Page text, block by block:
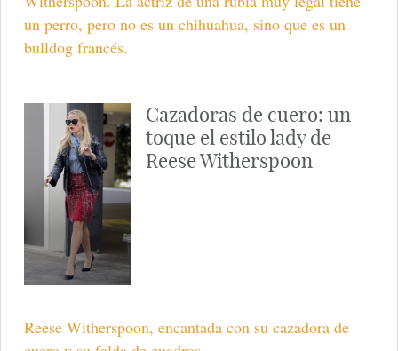
un perro, pero no es un chihuahua, sino que es un
bulldog francés.
Cazadoras de cuero: un
toque el estilo lady de
Reese Witherspoon
Reese Witherspoon, encantada con su cazadora de